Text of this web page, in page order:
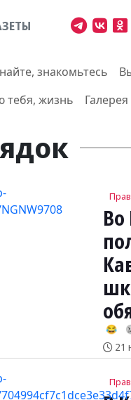
знакомьтесь
тебя, жизнь
Галерея
😂
21